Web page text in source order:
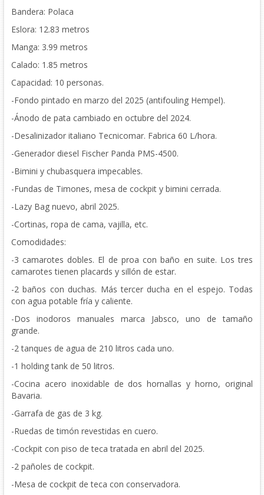
Bandera: Polaca
Eslora: 12.83 metros
Manga: 3.99 metros
Calado: 1.85 metros
Capacidad: 10 personas.
-Fondo pintado en marzo del 2025 (antifouling Hempel).
-Ánodo de pata cambiado en octubre del 2024.
-Desalinizador italiano Tecnicomar. Fabrica 60 L/hora.
-Generador diesel Fischer Panda PMS-4500.
-Bimini y chubasquera impecables.
-Fundas de Timones, mesa de cockpit y bimini cerrada.
-Lazy Bag nuevo, abril 2025.
-Cortinas, ropa de cama, vajilla, etc.
Comodidades:
-3 camarotes dobles. El de proa con baño en suite. Los tres
camarotes tienen placards y sillón de estar.
-2 baños con duchas. Más tercer ducha en el espejo. Todas
con agua potable fría y caliente.
-Dos inodoros manuales marca Jabsco, uno de tamaño
grande.
-2 tanques de agua de 210 litros cada uno.
-1 holding tank de 50 litros.
-Cocina acero inoxidable de dos hornallas y horno, original
Bavaria.
-Garrafa de gas de 3 kg.
-Ruedas de timón revestidas en cuero.
-Cockpit con piso de teca tratada en abril del 2025.
-2 pañoles de cockpit.
-Mesa de cockpit de teca con conservadora.